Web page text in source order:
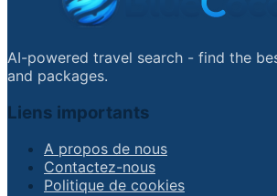
AI-powered travel search - find the
and packages.
Liens importants
A propos de nous
Contactez-nous
Politique de cookies